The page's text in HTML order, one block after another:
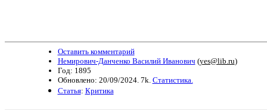
Оставить комментарий
Немирович-Данченко Василий Иванович (yes@lib.ru)
Год: 1895
Обновлено: 20/09/2024. 7k. Статистика.
Статья: Критика